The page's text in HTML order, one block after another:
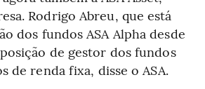
Rodrigo Abreu, que está
dos fundos ASA Alpha desde
de gestor dos fundos
de renda fixa, disse o ASA.